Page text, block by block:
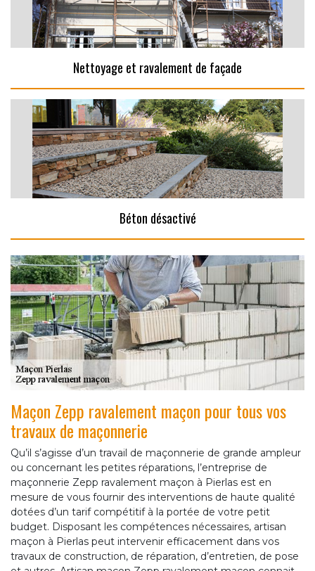
Nettoyage et ravalement de façade
Béton désactivé
Maçon Zepp ravalement maçon pour tous vos
travaux de maçonnerie
Qu’il s’agisse d’un travail de maçonnerie de grande ampleur
ou concernant les petites réparations, l’entreprise de
maçonnerie Zepp ravalement maçon à Pierlas est en
mesure de vous fournir des interventions de haute qualité
dotées d’un tarif compétitif à la portée de votre petit
budget. Disposant les compétences nécessaires, artisan
maçon à Pierlas peut intervenir efficacement dans vos
travaux de construction, de réparation, d’entretien, de pose